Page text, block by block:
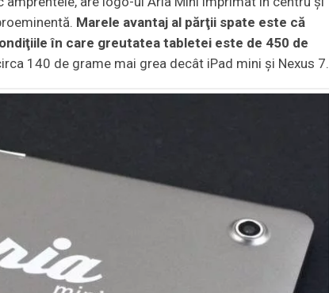
Marele avantaj al părţii spate este că
în care greutatea tabletei este de 450 de
140 de grame mai grea decât iPad mini şi Nexus 7.